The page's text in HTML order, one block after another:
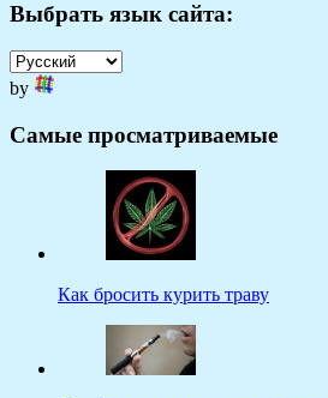
Выбрать язык сайта:
by
Самые просматриваемые
Как бросить курить траву